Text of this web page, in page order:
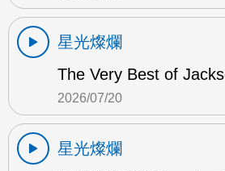
星光燦爛
The Very Best of
2026/07/20
星光燦爛